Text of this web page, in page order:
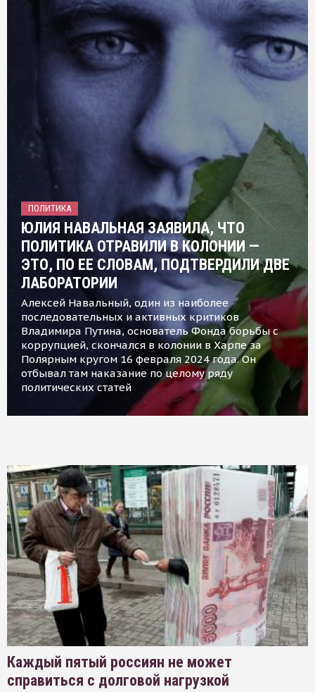
ПОЛИТИКА
ЮЛИЯ НАВАЛЬНАЯ ЗАЯВИЛА, ЧТО
ПОЛИТИКА ОТРАВИЛИ В КОЛОНИИ —
ЭТО, ПО ЕЕ СЛОВАМ, ПОДТВЕРДИЛИ ДВЕ
ЛАБОРАТОРИИ
Алексей Навальный, один из наиболее
последовательных и активных критиков
Владимира Путина, основатель Фонда борьбы с
коррупцией, скончался в колонии в Харпе за
Полярным кругом 16 февраля 2024 года. Он
отбывал там наказание по целому ряду
политических статей
Каждый пятый россиян не может
справиться с долговой нагрузкой